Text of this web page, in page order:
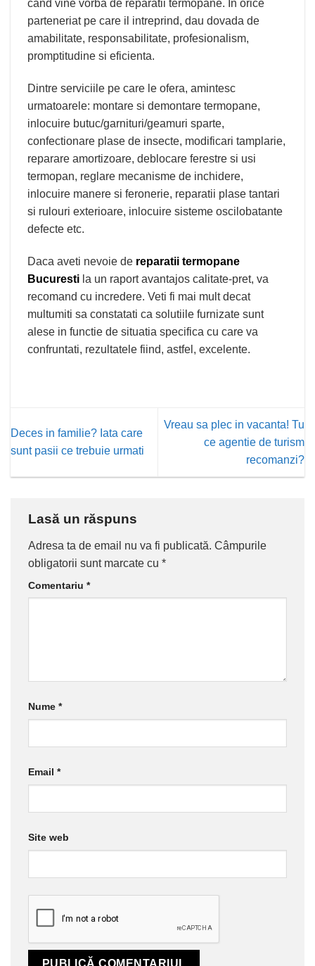
cand vine vorba de reparatii termopane. In orice
parteneriat pe care il intreprind, dau dovada de
amabilitate, responsabilitate, profesionalism,
promptitudine si eficienta.
Dintre serviciile pe care le ofera, amintesc
urmatoarele: montare si demontare termopane,
inlocuire butuc/garnituri/geamuri sparte,
confectionare plase de insecte, modificari tamplarie,
reparare amortizoare, deblocare ferestre si usi
termopan, reglare mecanisme de inchidere,
inlocuire manere si feronerie, reparatii plase tantari
si rulouri exterioare, inlocuire sisteme oscilobatante
defecte etc.
Daca aveti nevoie de reparatii termopane
Bucuresti la un raport avantajos calitate-pret, va
recomand cu incredere. Veti fi mai mult decat
multumiti sa constatati ca solutiile furnizate sunt
alese in functie de situatia specifica cu care va
confruntati, rezultatele fiind, astfel, excelente.
Deces in familie? Iata care
sunt pasii ce trebuie urmati
Vreau sa plec in vacanta! Tu
ce agentie de turism
recomanzi?
Lasă un răspuns
Adresa ta de email nu va fi publicată. Câmpurile
obligatorii sunt marcate cu *
Comentariu *
Nume *
Email *
Site web